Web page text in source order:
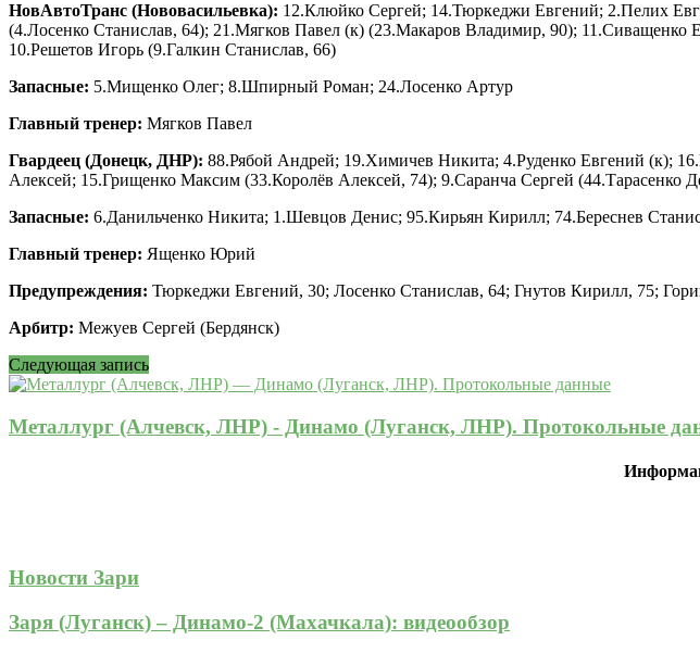
НовАвтоТранс (Нововасильевка): 12.Клюйко Сергей; 14.Тюркеджи Евгений; 2.Пелих
(4.Лосенко Станислав, 64); 21.Мягков Павел (к) (23.Макаров Владимир, 90);
10.Решетов Игорь (9.Галкин Станислав, 66)
Запасные: 5.Мищенко Олег; 8.Шпирный Роман; 24.Лосенко Артур
Главный тренер: Мягков Павел
Гвардеец (Донецк, ДНР): 88.Рябой Андрей; 19.Химичев Никита; 4.Руденко Евгений (к);
Алексей; 15.Грищенко Максим (33.Королёв Алексей, 74); 9.Саранча Сергей (44.Тарасенко
Запасные: 6.Данильченко Никита; 1.Шевцов Денис; 95.Кирьян Кирилл; 74.Береснев
Главный тренер: Ященко Юрий
Предупреждения: Тюркеджи Евгений, 30; Лосенко Станислав, 64; Гнутов Кирилл, 75;
Арбитр: Межуев Сергей (Бердянск)
Следующая запись
Металлург (Алчевск, ЛНР) - Динамо (Луганск, ЛНР). Протокольные
Новости Зари
Заря (Луганск) – Динамо-2 (Махачкала): видеообзор